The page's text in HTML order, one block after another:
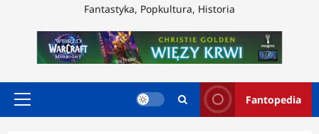
Fantastyka, Popkultura, Historia
Menu
Fantopedia